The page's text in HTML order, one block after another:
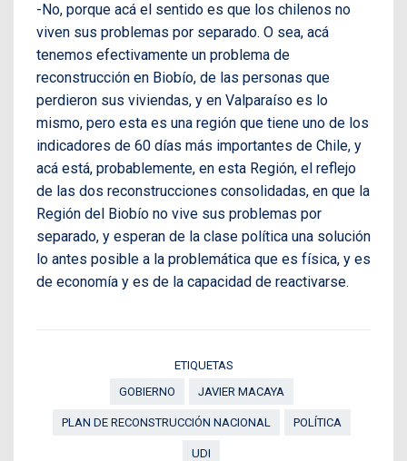
-No, porque acá el sentido es que los chilenos no
viven sus problemas por separado. O sea, acá
tenemos efectivamente un problema de
reconstrucción en Biobío, de las personas que
perdieron sus viviendas, y en Valparaíso es lo
mismo, pero esta es una región que tiene uno de los
indicadores de 60 días más importantes de Chile, y
acá está, probablemente, en esta Región, el reflejo
de las dos reconstrucciones consolidadas, en que la
Región del Biobío no vive sus problemas por
separado, y esperan de la clase política una solución
lo antes posible a la problemática que es física, y es
de economía y es de la capacidad de reactivarse.
ETIQUETAS
GOBIERNO
JAVIER MACAYA
PLAN DE RECONSTRUCCIÓN NACIONAL POLÍTICA
UDI